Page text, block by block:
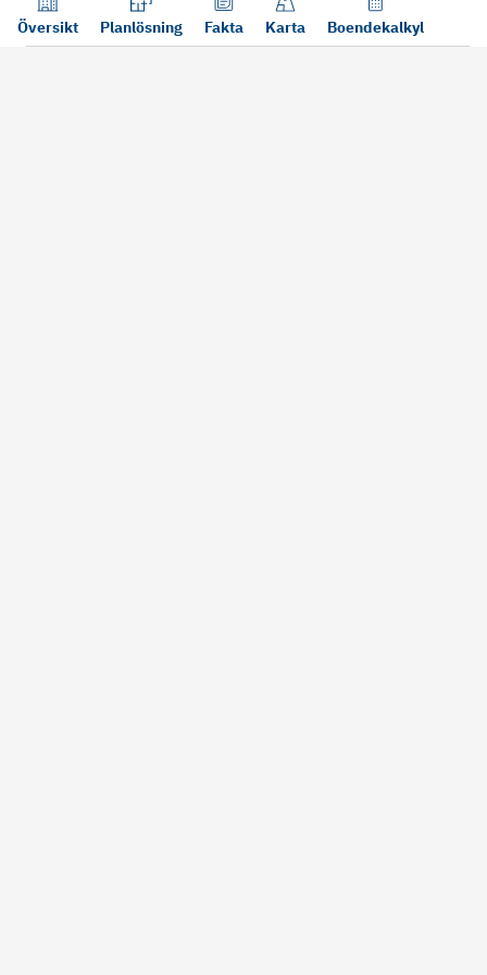
Översikt Planlösning Fakta Karta Boendekalkyl